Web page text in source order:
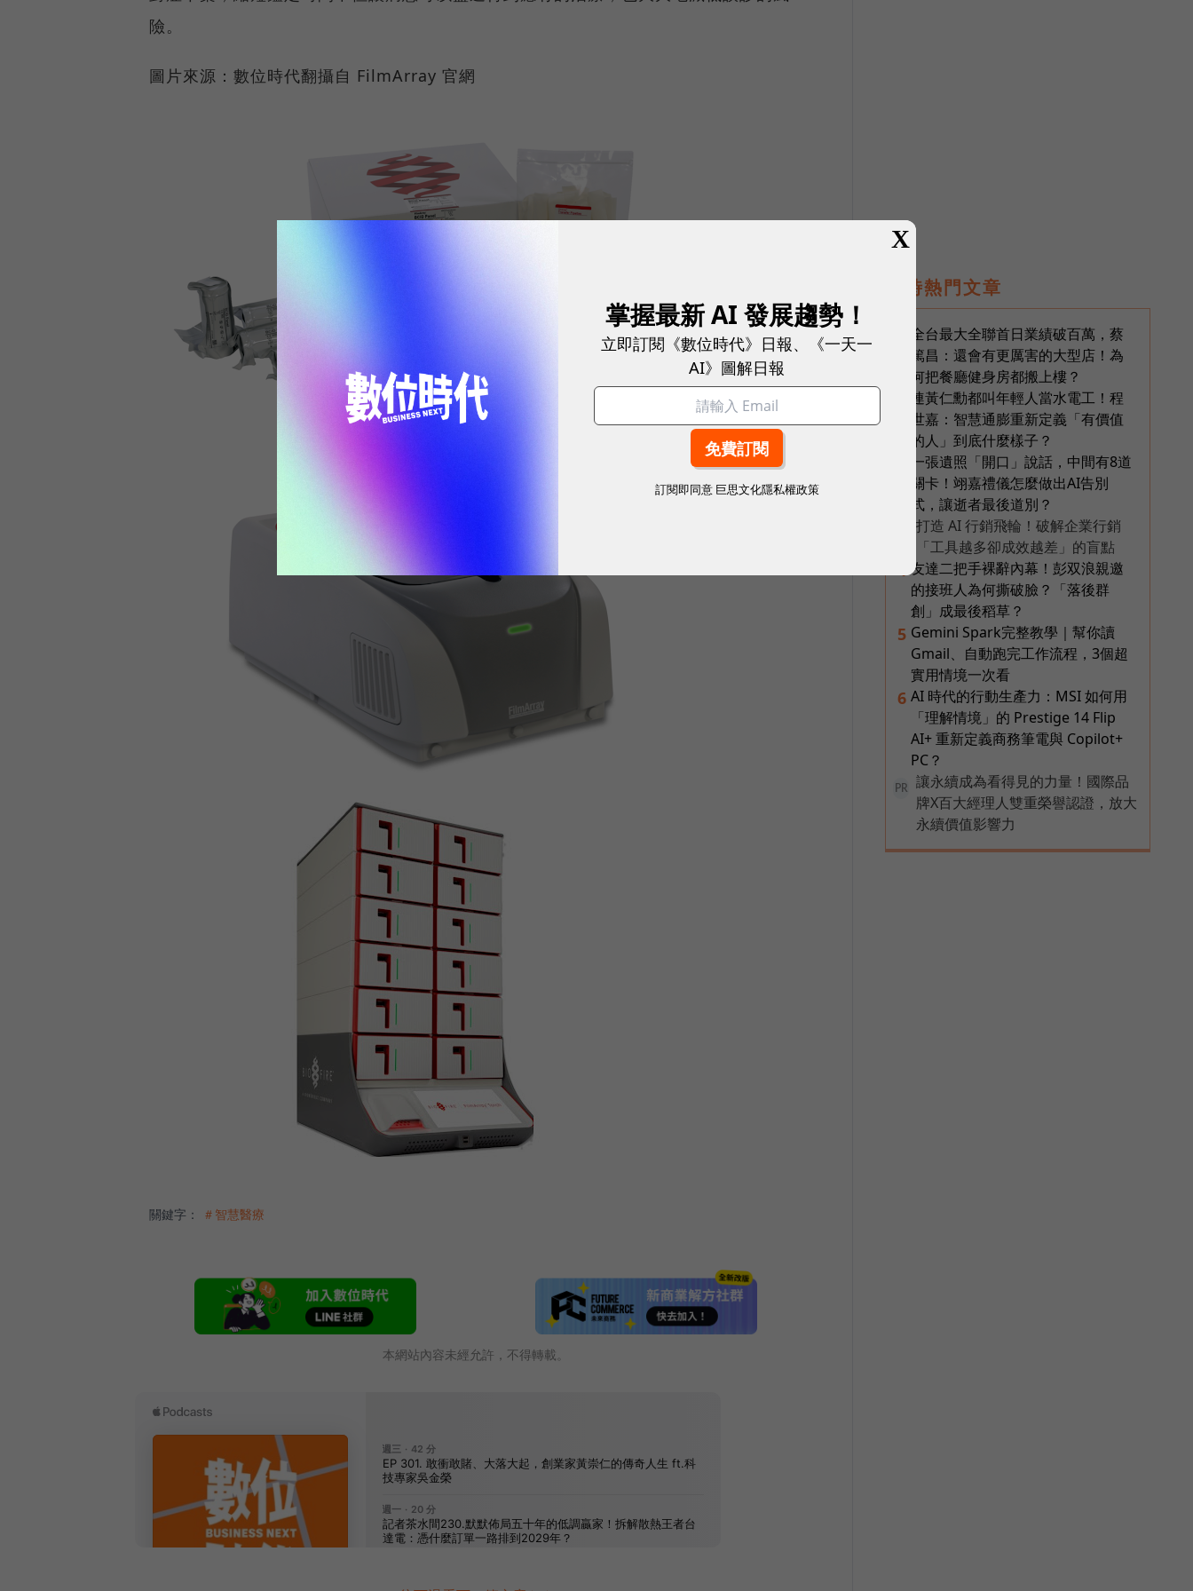
險。
圖片來源：數位時代翻攝自 FilmArray 官網
關鍵字： ＃智慧醫療
本網站內容未經允許，不得轉載。
即時熱門文章
全台最大全聯首日業績破百萬，蔡
篤昌：還會有更厲害的大型店！為
何把餐廳健身房都搬上樓？
連黃仁勳都叫年輕人當水電工！程
世嘉：智慧通膨重新定義「有價值
的人」到底什麼樣子？
一張遺照「開口」說話，中間有8道
關卡！翊嘉禮儀怎麼做出AI告別
式，讓逝者最後道別？
打造 AI 行銷飛輪！破解企業行銷
「工具越多卻成效越差」的盲點
友達二把手裸辭內幕！彭双浪親邀
的接班人為何撕破臉？「落後群
創」成最後稻草？
5 Gemini Spark完整教學｜幫你讀
Gmail、自動跑完工作流程，3個超
實用情境一次看
6 AI 時代的行動生產力：MSI 如何用
「理解情境」的 Prestige 14 Flip
AI+ 重新定義商務筆電與 Copilot+
PC？
PR
讓永續成為看得見的力量！國際品
牌X百大經理人雙重榮譽認證，放大
永續價值影響力
X
掌握最新 AI 發展趨勢！
立即訂閱《數位時代》日報、《一天一
AI》圖解日報
訂閱即同意 巨思文化隱私權政策